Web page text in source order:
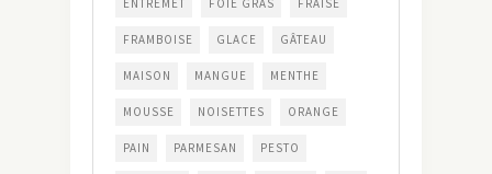
FRAMBOISE GLACE GÂTEAU
MAISON MANGUE MENTHE
MOUSSE NOISETTES ORANGE
PAIN PARMESAN PESTO